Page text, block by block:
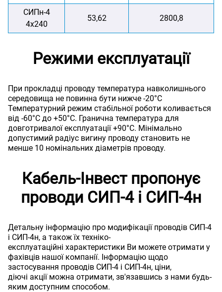
СИПн-4
4х240
53,62 2800,8
Режими експлуатації
При прокладці проводу температура навколишнього
середовища не повинна бути нижче -20°C
Температурний режим стабільної роботи коливається
від -60°C до +50°C. Гранична температура для
довготривалої експлуатації +90°C. Мінімально
допустимий радіус вигину проводу становить не
менше 10 номінальних діаметрів проводу.
Кабель-Інвест пропонує
проводи СИП-4 і СИП-4н
Детальну інформацію про модифікації проводів СИП-4
і СИП-4н, а також їх техніко-
експлуатаційні характеристики Ви можете отримати у
фахівців нашої компанії. Інформацію щодо
застосування проводів СИП-4 і СИП-4н, ціни,
діючі акції можна отримати, зв'язавшись з нами будь-
яким доступним способом.